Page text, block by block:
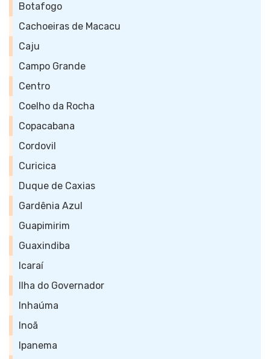
Botafogo
Cachoeiras de Macacu
Caju
Campo Grande
Centro
Coelho da Rocha
Copacabana
Cordovil
Curicica
Duque de Caxias
Gardênia Azul
Guapimirim
Guaxindiba
Icaraí
Ilha do Governador
Inhaúma
Inoã
Ipanema